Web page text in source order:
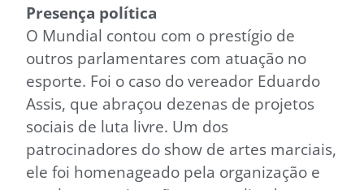
Presença política
O Mundial contou com o prestígio de
outros parlamentares com atuação no
esporte. Foi o caso do vereador Eduardo
Assis, que abraçou dezenas de projetos
sociais de luta livre. Um dos
patrocinadores do show de artes marciais,
ele foi homenageado pela organização e